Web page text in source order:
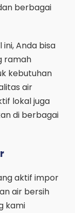
berbagai
Anda bisa
ramah
kebutuhan
air
lokal juga
di berbagai
aktif impor
air bersih
kami